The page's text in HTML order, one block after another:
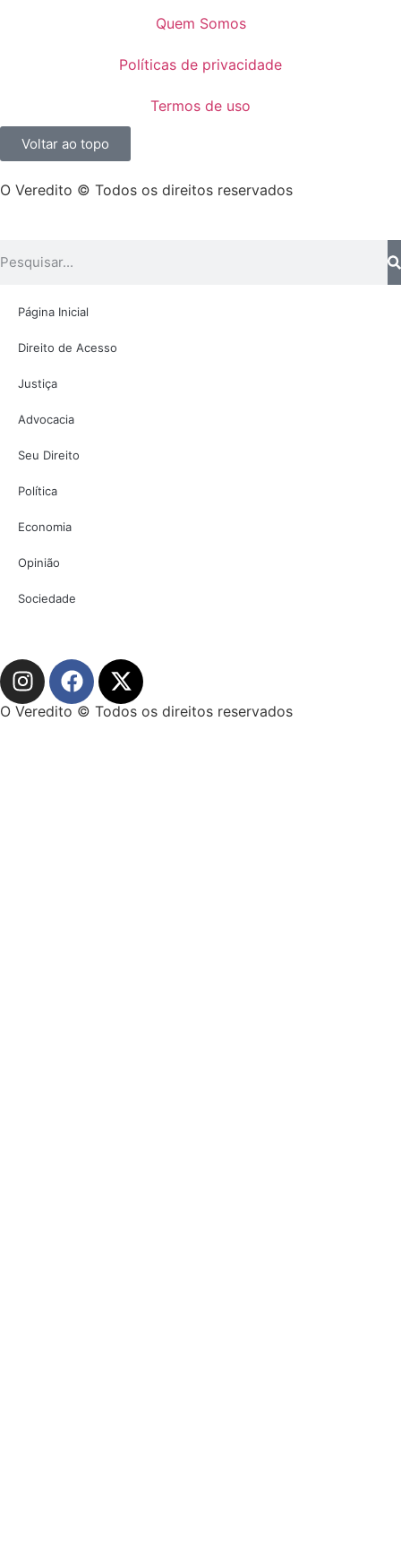
Quem Somos
Políticas de privacidade
Termos de uso
Voltar ao topo
O Veredito © Todos os direitos reservados
Página Inicial
Direito de Acesso
Justiça
Advocacia
Seu Direito
Política
Economia
Opinião
Sociedade
O Veredito © Todos os direitos reservados